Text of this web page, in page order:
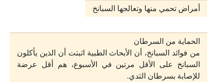
أمراض تحمي منها وتعالجها السبانخ
الحماية من السرطان
من فوائد السبانخ، أن الأبحاث الطبية اثبتت أن الذين يأكلون
السبانخ على الأقل مرتين في الأسبوع، هم أقل عرضة
للإصابة بسرطان الثدي.